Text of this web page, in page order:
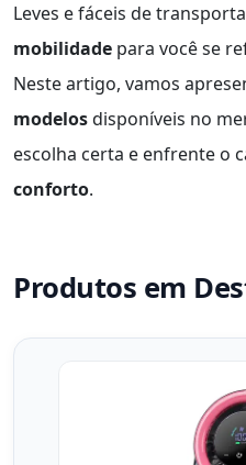
Leves e fáceis de
mobilidade para você se
Neste artigo, vamos
modelosdisponíveis no
escolha certa e enfrente o
conforto.
Produtos em